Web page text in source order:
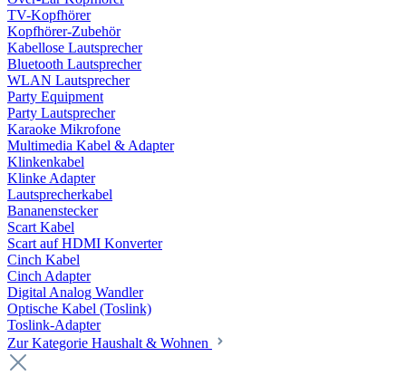
TV-Kopfhörer
Kopfhörer-Zubehör
Kabellose Lautsprecher
Bluetooth Lautsprecher
WLAN Lautsprecher
Party Equipment
Party Lautsprecher
Karaoke Mikrofone
Multimedia Kabel & Adapter
Klinkenkabel
Klinke Adapter
Lautsprecherkabel
Bananenstecker
Scart Kabel
Scart auf HDMI Konverter
Cinch Kabel
Cinch Adapter
Digital Analog Wandler
Optische Kabel (Toslink)
Toslink-Adapter
Zur Kategorie Haushalt & Wohnen